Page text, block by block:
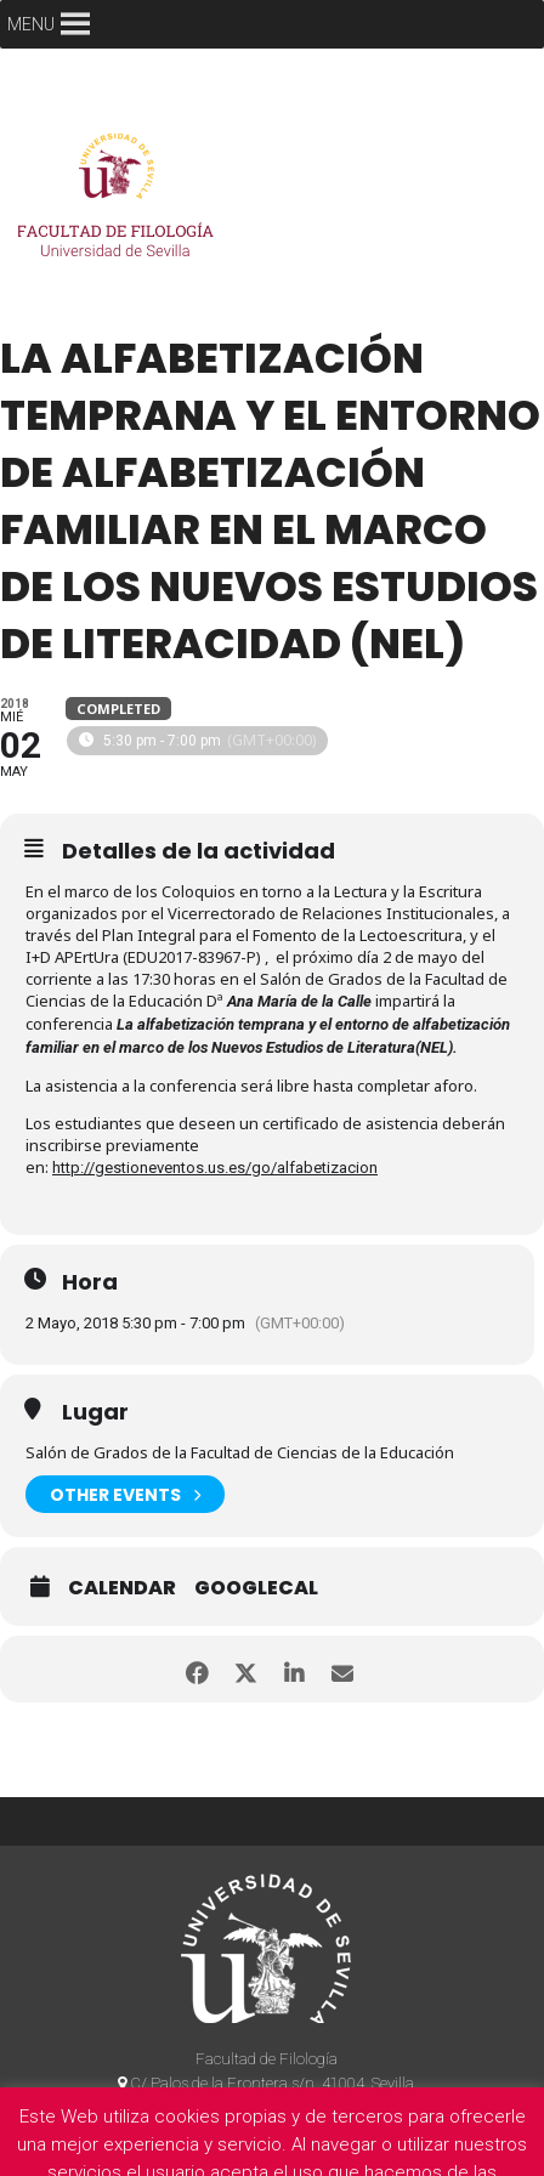
MENU
LA ALFABETIZACIÓN
TEMPRANA Y EL ENTORNO
DE ALFABETIZACIÓN
FAMILIAR EN EL MARCO
DE LOS NUEVOS ESTUDIOS
DE LITERACIDAD (NEL)
2018
MIÉ
02
MAY
COMPLETED
5:30 pm - 7:00 pm (GMT+00:00)
Detalles de la actividad
En el marco de los Coloquios en torno a la Lectura y la Escritura
organizados por el Vicerrectorado de Relaciones Institucionales, a
través del Plan Integral para el Fomento de la Lectoescritura, y el
I+D APErtUra (EDU2017-83967-P) , el próximo día 2 de mayo del
corriente a las 17:30 horas en el Salón de Grados de la Facultad de
Ciencias de la Educación DªAna María de la Calle impartirá la
conferencia La alfabetización temprana y el entorno de alfabetización
familiar en el marco de los Nuevos Estudios de Literatura(NEL).
La asistencia a la conferencia será libre hasta completar aforo.
Los estudiantes que deseen un certificado de asistencia deberán
inscribirse previamente
en: http://gestioneventos.us.es/go/alfabetizacion
Hora
2 Mayo, 2018 5:30 pm - 7:00 pm (GMT+00:00)
Lugar
Salón de Grados de la Facultad de Ciencias de la Educación
OTHER EVENTS
CALENDAR GOOGLECAL
Facultad de Filología
C/ Palos de la Frontera s/n, 41004, Sevilla
954 55 14 90
Este Web utiliza cookies propias y de terceros para ofrecerle
una mejor experiencia y servicio. Al navegar o utilizar nuestros